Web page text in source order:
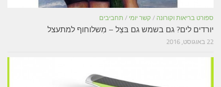
ספורט בריאות וקורונה / קשר יומי / תחביבים
יורדים לים? גם בשמש גם בּצֵל – מִשלוחוף למתעצל
22 באוגוסט, 2016